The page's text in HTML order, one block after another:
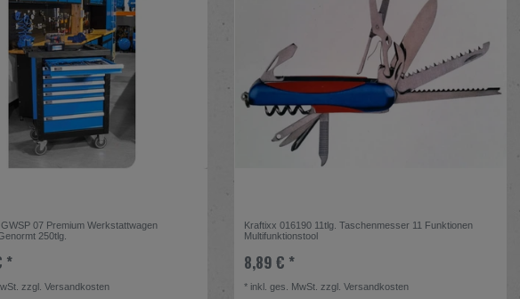
07 Premium Werkstattwagen
250tlg.
*
zzgl.Versandkosten
Kraftixx 016190 11tlg. Taschenmesser 11 Funktionen
Multifunktionstool
8,89 € *
* inkl. ges. MwSt. zzgl.Versandkosten